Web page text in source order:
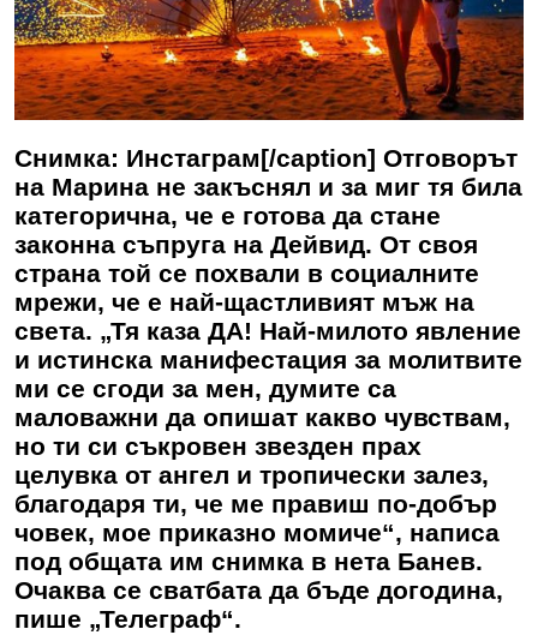
Снимка: Инстаграм[/caption] Отговорът
на Марина не закъснял и за миг тя била
категорична, че е готова да стане
законна съпруга на Дейвид. От своя
страна той се похвали в социалните
мрежи, че е най-щастливият мъж на
света. „Тя каза ДА! Най-милото явление
и истинска манифестация за молитвите
ми се сгоди за мен, думите са
маловажни да опишат какво чувствам,
но ти си съкровен звезден прах
целувка от ангел и тропически залез,
благодаря ти, че ме правиш по-добър
човек, мое приказно момиче“, написа
под общата им снимка в нета Банев.
Очаква се сватбата да бъде догодина,
пише „Телеграф“.